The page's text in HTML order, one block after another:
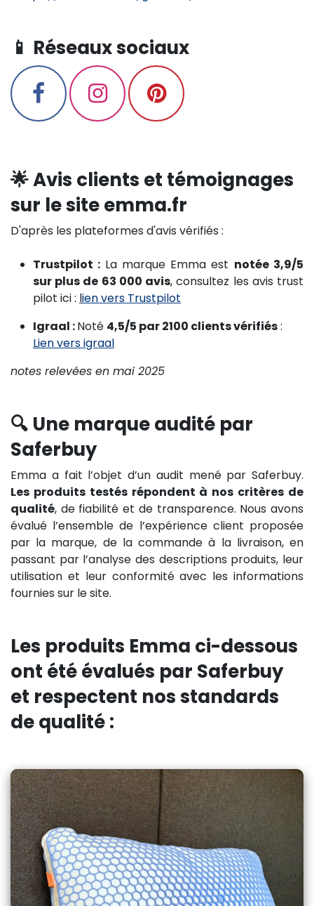
📱 Réseaux sociaux
🌟 Avis clients et témoignages
sur le site emma.fr
D'après les plateformes d'avis vérifiés :
Trustpilot : La marque Emma est notée 3,9/5
sur plus de 63 000 avis, consultez les avis trust
pilot ici : lien vers Trustpilot
Igraal :Noté 4,5/5 par 2100 clients vérifiés:
Lien vers igraal
notes relevées en mai 2025
🔍 Une marque audité par
Saferbuy
Emma a fait l’objet d’un audit mené par Saferbuy.
Les produits testés répondent à nos critères de
qualité, de fiabilité et de transparence. Nous avons
évalué l’ensemble de l’expérience client proposée
par la marque, de la commande à la livraison, en
passant par l’analyse des descriptions produits, leur
utilisation et leur conformité avec les informations
fournies sur le site.
Les produits Emma ci-dessous
ont été évalués par Saferbuy
et respectent nos standards
de qualité :